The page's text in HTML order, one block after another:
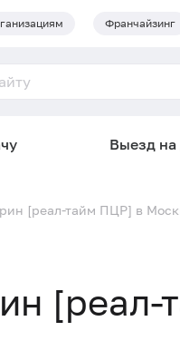
Франчайзинг
Выезд
[реал-тайм ПЦР] в
[реал-